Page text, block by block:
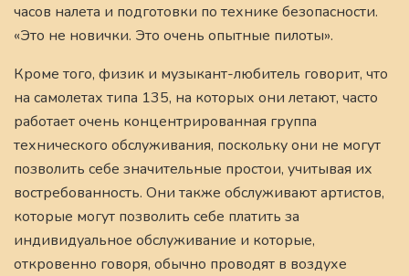
часов налета и подготовки по технике безопасности.
«Это не новички. Это очень опытные пилоты».
Кроме того, физик и музыкант-любитель говорит, что
на самолетах типа 135, на которых они летают, часто
работает очень концентрированная группа
технического обслуживания, поскольку они не могут
позволить себе значительные простои, учитывая их
востребованность. Они также обслуживают артистов,
которые могут позволить себе платить за
индивидуальное обслуживание и которые,
откровенно говоря, обычно проводят в воздухе